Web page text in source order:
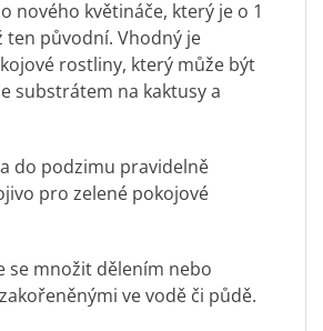
nového květináče, který je o 1
ten původní. Vhodný je
rostliny, který může být
substrátem na kaktusy a
do podzimu pravidelně
pro zelené pokojové
se množit dělením nebo
ve vodě či půdě.